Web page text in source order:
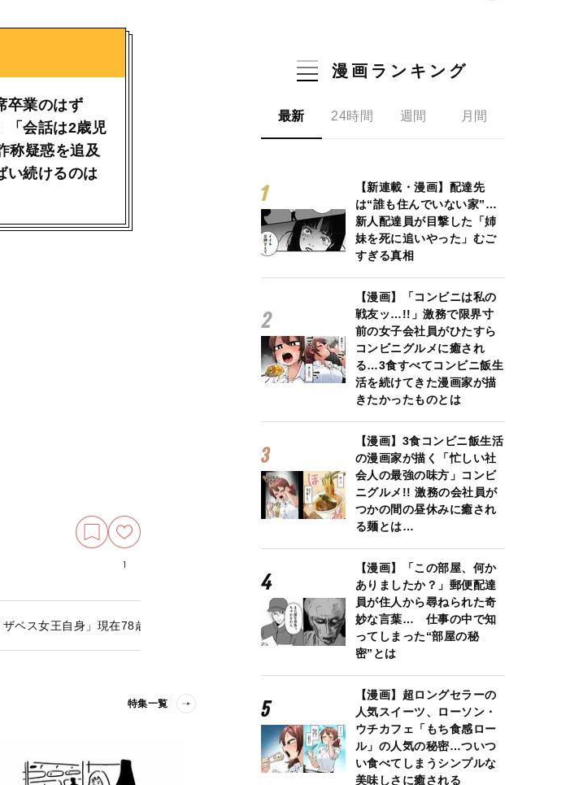
卒業のはず
「会話は2歳児
称疑惑を追及
い続けるのは
1
ザベス女王自身」現在78歳・現役感たっぷりの俳優ヘレン・ミレンとの戸田奈津子の思い出とは
特集一覧
漫画ランキング
最新 24時間 週間 月間
【新連載・漫画】配達先
は“誰も住んでいない家”…
新人配達員が目撃した「姉
妹を死に追いやった」むご
すぎる真相
【漫画】「コンビニは私の
戦友ッ…!!」激務で限界寸
前の女子会社員がひたすら
コンビニグルメに癒され
る…3食すべてコンビニ飯生
活を続けてきた漫画家が描
きたかったものとは
【漫画】3食コンビニ飯生活
の漫画家が描く「忙しい社
会人の最強の味方」コンビ
ニグルメ!! 激務の会社員が
つかの間の昼休みに癒され
る麺とは…
【漫画】「この部屋、何か
ありましたか？」郵便配達
員が住人から尋ねられた奇
妙な言葉… 仕事の中で知
ってしまった“部屋の秘
密”とは
【漫画】超ロングセラーの
人気スイーツ、ローソン・
ウチカフェ「もち食感ロー
ル」の人気の秘密…ついつ
い食べてしまうシンプルな
美味しさに癒される